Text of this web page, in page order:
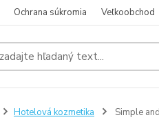
Ochrana súkromia Veľkoobchod
Hotelová kozmetika Simple